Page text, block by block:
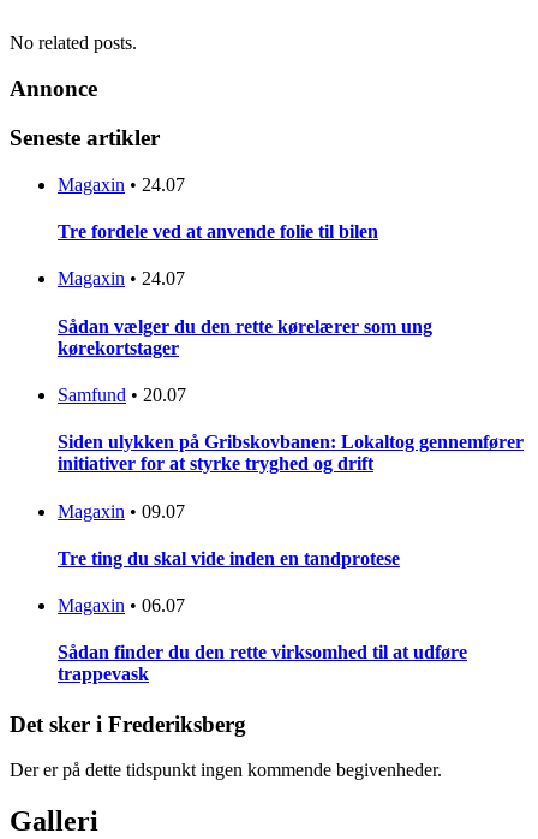
No related posts.
Annonce
Seneste artikler
Magaxin • 24.07
Tre fordele ved at anvende folie til bilen
Magaxin • 24.07
Sådan vælger du den rette kørelærer som ung
kørekortstager
Samfund • 20.07
Siden ulykken på Gribskovbanen: Lokaltog gennemfører
initiativer for at styrke tryghed og drift
Magaxin • 09.07
Tre ting du skal vide inden en tandprotese
Magaxin • 06.07
Sådan finder du den rette virksomhed til at udføre
trappevask
Det sker i Frederiksberg
Der er på dette tidspunkt ingen kommende begivenheder.
Galleri